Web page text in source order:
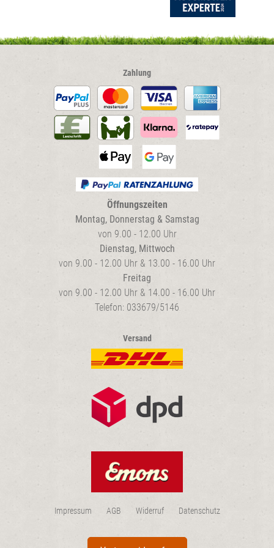
Zahlung
Öffnungszeiten
Montag, Donnerstag & Samstag
von 9.00 - 12.00 Uhr
Dienstag, Mittwoch
von 9.00 - 12.00 Uhr & 13.00 - 16.00 Uhr
Freitag
von 9.00 - 12.00 Uhr & 14.00 - 16.00 Uhr
Telefon: 033679/5146
Versand
Impressum AGB Widerruf Datenschutz